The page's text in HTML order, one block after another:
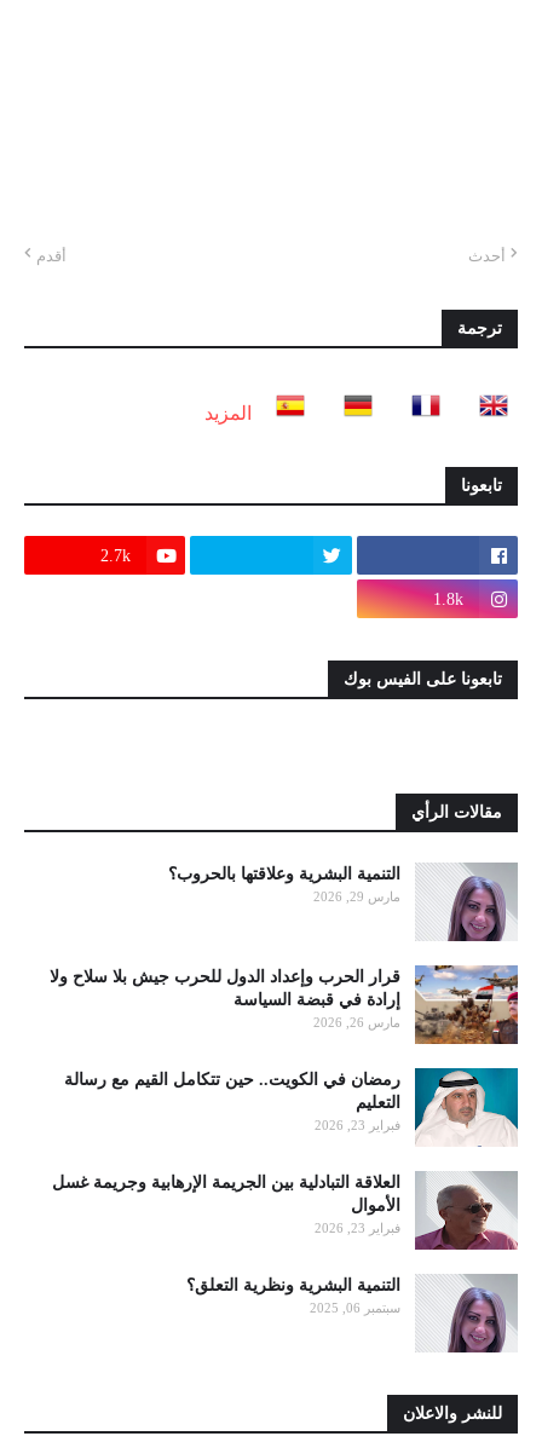
أحدث أقدم
ترجمة
المزيد
تابعونا
2.7k
1.8k
تابعونا على الفيس بوك
مقالات الرأي
التنمية البشرية وعلاقتها بالحروب؟
مارس 29, 2026
قرار الحرب وإعداد الدول للحرب جيش بلا سلاح ولا
إرادة في قبضة السياسة
مارس 26, 2026
رمضان في الكويت.. حين تتكامل القيم مع رسالة
التعليم
فبراير 23, 2026
العلاقة التبادلية بين الجريمة الإرهابية وجريمة غسل
الأموال
فبراير 23, 2026
التنمية البشرية ونظرية التعلق؟
سبتمبر 06, 2025
للنشر والاعلان